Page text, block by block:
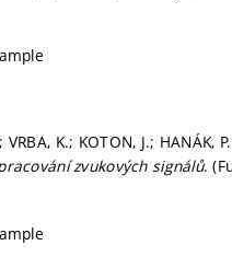
VRBA, K.; KOTON, J.; HANÁK,
zvukových signálů.